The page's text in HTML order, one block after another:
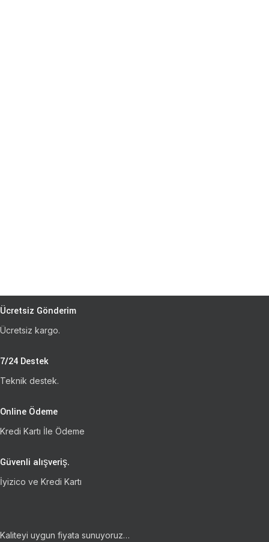
Ücretsiz Gönderim
Ücretsiz kargo.
7/24 Destek
Teknik destek.
Online Ödeme
Kredi Kartı İle Ödeme
Güvenli alışveriş.
İyizico ve Kredi Kartı
Kaliteyi uygun fiyata sunuyoruz…